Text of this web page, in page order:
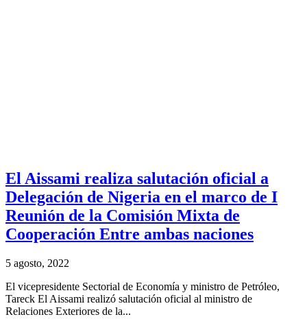
El Aissami realiza salutación oficial a
Delegación de Nigeria en el marco de I
Reunión de la Comisión Mixta de
Cooperación Entre ambas naciones
5 agosto, 2022
El vicepresidente Sectorial de Economía y ministro de Petróleo,
Tareck El Aissami realizó salutación oficial al ministro de
Relaciones Exteriores de la...